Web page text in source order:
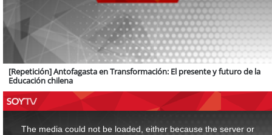
[Repetición] Antofagasta en Transformación: El presente y futuro de la
Educación chilena
The media could not be loaded, either because the server or